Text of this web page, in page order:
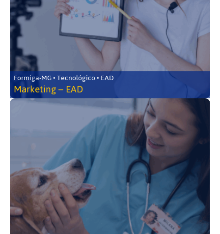
Formiga-MG • Tecnológico • EAD
Marketing – EAD